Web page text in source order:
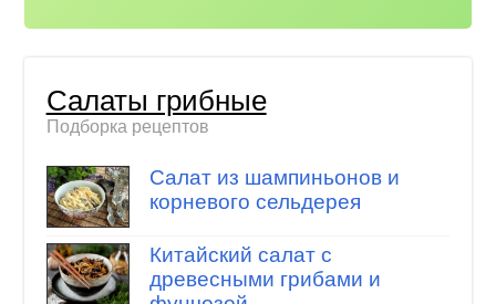
Салаты грибные
Подборка рецептов
Салат из шампиньонов и
корневого сельдерея
Китайский салат с
древесными грибами и